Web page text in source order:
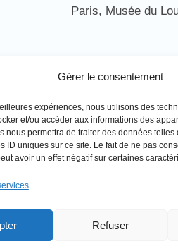
Gérer le consentement
expériences, nous utilisons des
et/ou accéder aux informations des
nous permettra de traiter des données telles
ID uniques sur ce site. Le fait de ne pas
avoir un effet négatif sur certaines
Refuser
Paris, Musée du
général
Vos
La montagne
espace naturel.
Victoire ne saurait